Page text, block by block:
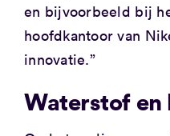
en bijvoorbeeld bij
hoofdkantoor van
innovatie.”
Waterstof en